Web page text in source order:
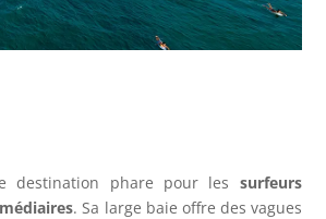
destination phare pour les surfeurs
. Sa large baie offre des vagues